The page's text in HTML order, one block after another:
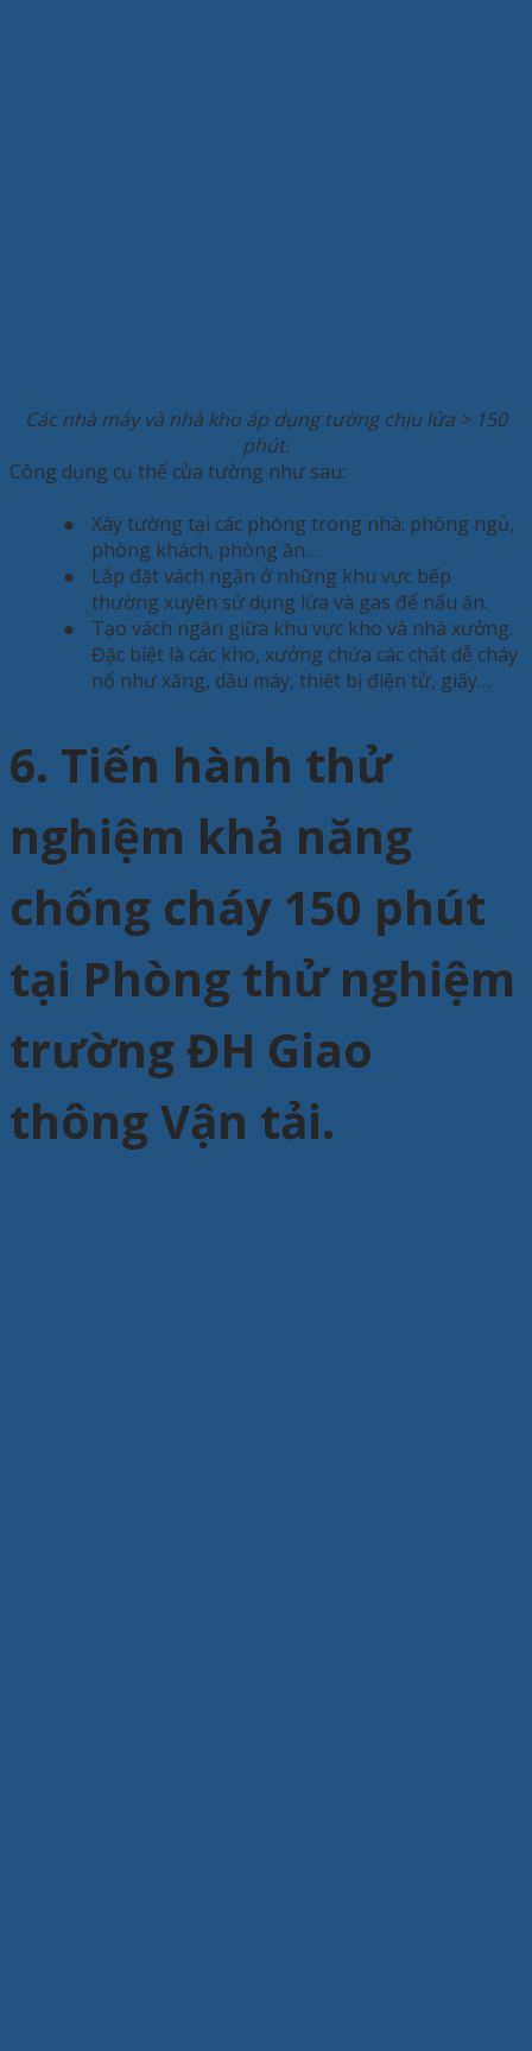
Các nhà máy và nhà kho áp dụng tường chịu lửa > 150
phút.
Công dụng cụ thể của tường như sau:
●
Xây tường tại các phòng trong nhà: phòng ngủ,
phòng khách, phòng ăn…
●
Lắp đặt vách ngăn ở những khu vực bếp
thường xuyên sử dụng lửa và gas để nấu ăn.
●
Tạo vách ngăn giữa khu vực kho và nhà xưởng.
Đặc biệt là các kho, xưởng chứa các chất dễ cháy
nổ như xăng, dầu máy, thiết bị điện tử, giấy…
6. Tiến hành thử
nghiệm khả năng
chống cháy 150 phút
tại Phòng thử nghiệm
trường ĐH Giao
thông Vận tải.